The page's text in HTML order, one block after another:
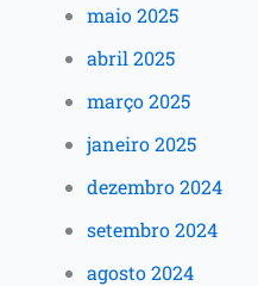
maio 2025
abril 2025
março 2025
janeiro 2025
dezembro 2024
setembro 2024
agosto 2024